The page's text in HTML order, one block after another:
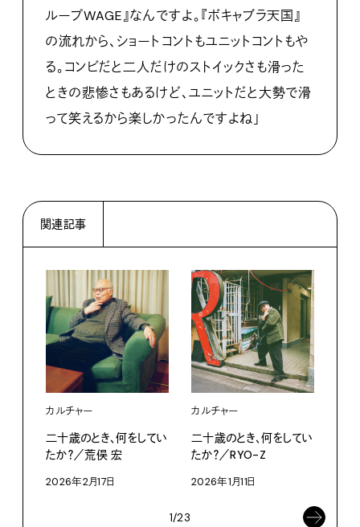
ループWAGE』なんですよ。『ボキャブラ天国』
の流れから、ショートコントもユニットコントもや
る。コンビだと二人だけのストイックさも滑った
ときの悲惨さもあるけど、ユニットだと大勢で滑
って笑えるから楽しかったんですよね」
関連記事
カルチャー
二十歳のとき、何をしてい
たか？／荒俣 宏
2026年2月17日
カルチャー
二十歳のとき、何をしてい
たか？／RYO-Z
2026年1月11日
1/23